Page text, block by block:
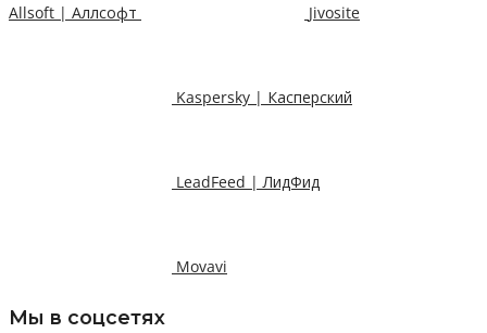
Allsoft | Аллсофт Jivosite
Kaspersky | Касперский
LeadFeed | ЛидФид
Movavi
Мы в соцсетях